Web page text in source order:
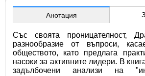
Анотация
Със своята проницателност,
разнообразие от въпроси,
обществото, като предлага
насоки за активните лидери. В
задълбочени анализи на